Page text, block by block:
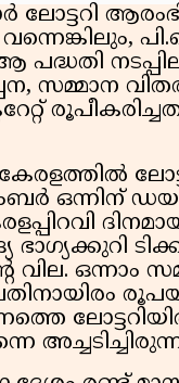
ലോട്ടറി
സമ്മാന
ഒന്നിന്
വില. ഒന്നാം